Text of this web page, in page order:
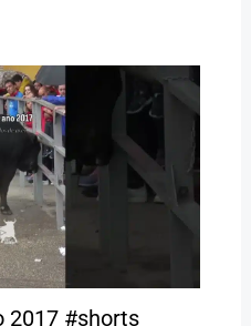
2017 #shorts